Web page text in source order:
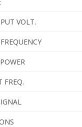
VOLT.
FREQ.